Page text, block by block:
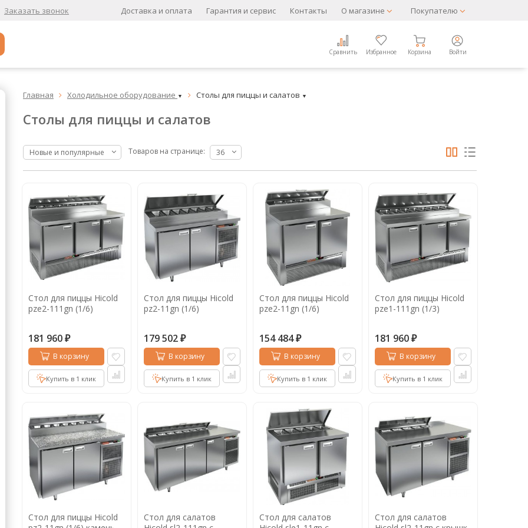
Заказать звонок Доставка и оплата Гарантия и сервис Контакты О магазине Покупателю
Сравнить Избранное Корзина Войти
Кофе в зернах свежей обжарки
Кофе в зернах
Кофе в зернах свежей обжарки
Кофе в капсулах
Кофе в дрип пакетах
Кофе для вендинга
Кофе сублимированный
Таблетки кофе (кофе в чалдах)
Главная  Холодильное оборудование ▼  Столы для пиццы и салатов ▼
Столы для пиццы и салатов
Новые и популярные Товаров на странице: 36
Стол для пиццы Hicold
pze2-111gn (1/6)
181 960 ₽
В корзину
Купить в 1 клик
Стол для пиццы Hicold
pz2-11gn (1/6)
179 502 ₽
В корзину
Купить в 1 клик
Стол для пиццы Hicold
pze2-11gn (1/6)
154 484 ₽
В корзину
Купить в 1 клик
Стол для пиццы Hicold
pze1-111gn (1/3)
181 960 ₽
В корзину
Купить в 1 клик
Стол для пиццы Hicold
Стол для салатов
Стол для салатов
Стол для салатов